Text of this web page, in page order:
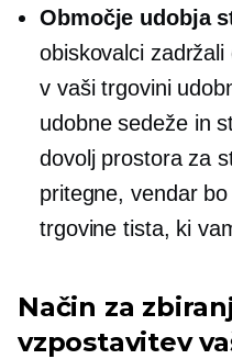
Območje udobja
obiskovalci
v vaši trgovini
udobne sedeže in
dovolj prostora za
pritegne, vendar
trgovine tista, ki
Način za
vzpostavitev